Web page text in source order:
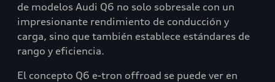
de modelos Audi Q6 no solo sobresale con un
impresionante rendimiento de conducción y
carga, sino que también establece estándares de
rango y eficiencia.
El concepto Q6 e-tron offroad se puede ver en